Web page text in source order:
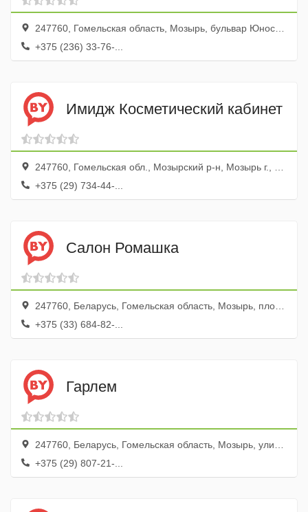
247760, Гомельская область, Мозырь, бульвар Юности, 4, оф. 1
+375 (236) 33-76-...
Имидж Косметический кабинет
247760, Гомельская обл., Мозырский р-н, Мозырь г., ул. Советская, 27а, ком 71
+375 (29) 734-44-...
Салон Ромашка
247760, Беларусь, Гомельская область, Мозырь, площадь Ленина, 10
+375 (33) 684-82-...
Гарлем
247760, Беларусь, Гомельская область, Мозырь, улица Малинина, 12
+375 (29) 807-21-...